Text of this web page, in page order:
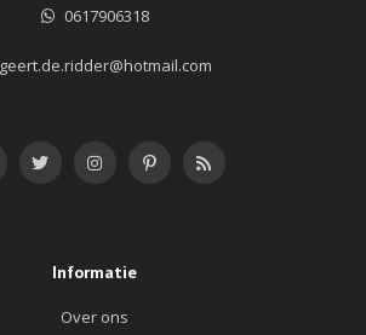
0617906318
geert.de.ridder@hotmail.com
Informatie
Over ons